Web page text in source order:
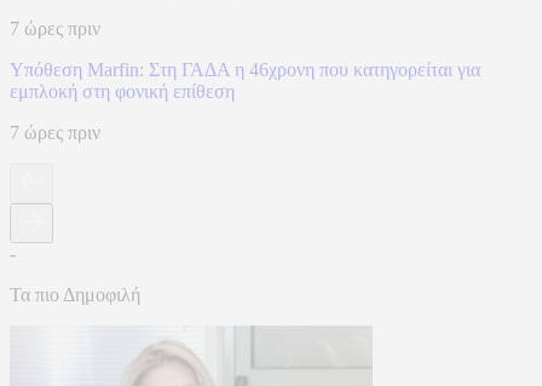
7 ώρες πριν
Υπόθεση Marfin: Στη ΓΑΔΑ η 46χρονη που κατηγορείται για
εμπλοκή στη φονική επίθεση
7 ώρες πριν
-
Τα πιο Δημοφιλή